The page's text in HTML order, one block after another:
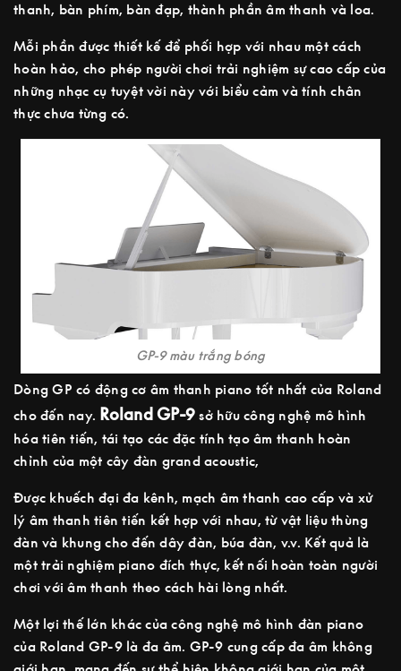
thanh, bàn phím, bàn đạp, thành phần âm thanh và loa.
Mỗi phần được thiết kế để phối hợp với nhau một cách
hoàn hảo, cho phép người chơi trải nghiệm sự cao cấp của
những nhạc cụ tuyệt vời này với biểu cảm và tính chân
thực chưa từng có.
GP-9 màu trắng bóng
Dòng GP có động cơ âm thanh piano tốt nhất của Roland
cho đến nay. Roland GP-9 sở hữu công nghệ mô hình
hóa tiên tiến, tái tạo các đặc tính tạo âm thanh hoàn
chỉnh của một cây đàn grand acoustic,
Được khuếch đại đa kênh, mạch âm thanh cao cấp và xử
lý âm thanh tiên tiến kết hợp với nhau, từ vật liệu thùng
đàn và khung cho đến dây đàn, búa đàn, v.v. Kết quả là
một trải nghiệm piano đích thực, kết nối hoàn toàn người
chơi với âm thanh theo cách hài lòng nhất.
Một lợi thế lớn khác của công nghệ mô hình đàn piano
của Roland GP-9 là đa âm. GP-9 cung cấp đa âm không